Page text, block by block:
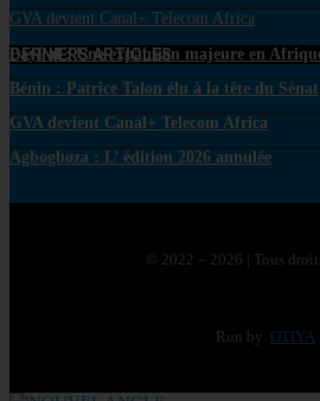
GVA devient Canal+ Telecom Africa
DERNIERS ARTICLES
PayPal : Une expansion majeure en
Bénin : Patrice Talon élu à la tête du Sénat
GVA devient Canal+ Telecom Africa
Agbogboza : L’ édition 2026 annulée
© 2022 – 2026 | Tous
Run by OTIYA